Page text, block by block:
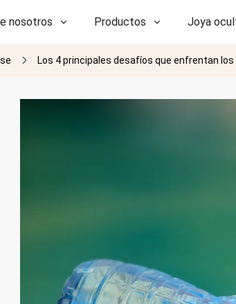
nosotros Productos Joya
Los 4 principales desafíos que enfrentan